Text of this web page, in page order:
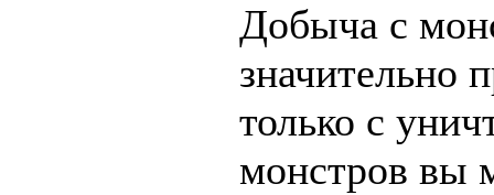
Добыча с
значительно
только с
монстров вы